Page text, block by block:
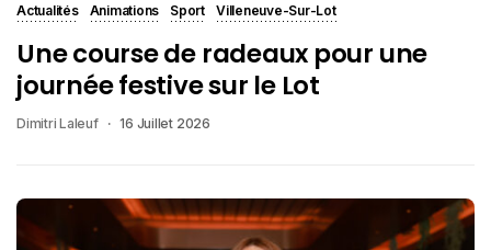
Actualités Animations Sport Villeneuve-Sur-Lot
Une course de radeaux pour une
journée festive sur le Lot
Dimitri Laleuf 16 Juillet 2026